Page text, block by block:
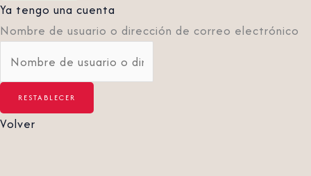
Ya tengo una cuenta
Nombre de usuario o dirección de correo electrónico
Volver